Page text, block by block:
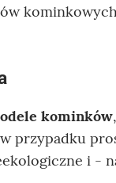
kominków
w przypadku
i -